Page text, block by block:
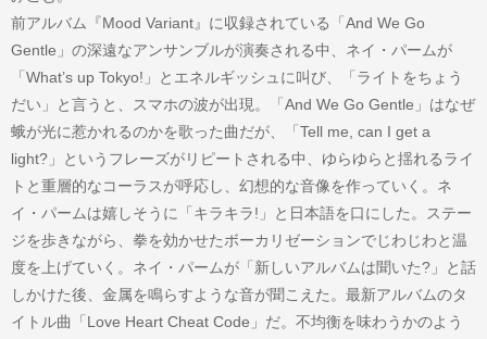
前アルバム『Mood Variant』に収録されている「And We Go
Gentle」の深遠なアンサンブルが演奏される中、ネイ・パームが
「What’s up Tokyo!」とエネルギッシュに叫び、「ライトをちょう
だい」と言うと、スマホの波が出現。「And We Go Gentle」はなぜ
蛾が光に惹かれるのかを歌った曲だが、「Tell me, can I get a
light?」というフレーズがリピートされる中、ゆらゆらと揺れるライ
トと重層的なコーラスが呼応し、幻想的な音像を作っていく。ネ
イ・パームは嬉しそうに「キラキラ!」と日本語を口にした。ステー
ジを歩きながら、拳を効かせたボーカリゼーションでじわじわと温
度を上げていく。ネイ・パームが「新しいアルバムは聞いた?」と話
しかけた後、金属を鳴らすような音が聞こえた。最新アルバムのタ
イトル曲「Love Heart Cheat Code」だ。不均衡を味わうかのよう